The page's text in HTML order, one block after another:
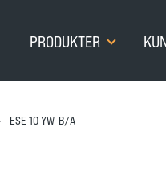
PRODUKTER
ESE 10 YW-B/A